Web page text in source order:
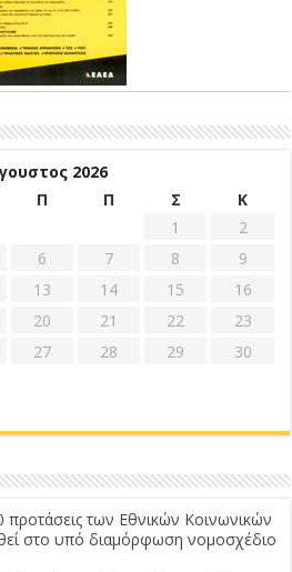
2026
Π Π Σ
Κ
1
2
6 7 8
9
13 14 15
16
20 21 22
23
27 28 29
30
των Εθνικών Κοινωνικών
στο υπό διαμόρφωση νομοσχέδιο